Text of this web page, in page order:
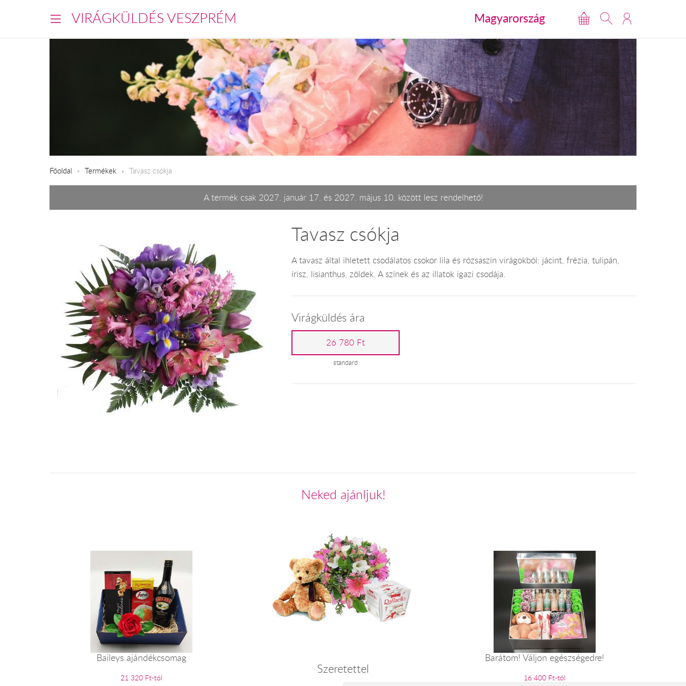
VIRÁGKÜLDÉS VESZPRÉM Magyarország
Főoldal Termékek Tavasz csókja
A termék csak 2027. január 17. és 2027. május 10. között lesz rendelhető!
Tavasz csókja
A tavasz által ihletett csodálatos csokor lila és rózsaszín virágokból: jácint, frézia, tulipán,
írisz, lisianthus, zöldek. A színek és az illatok igazi csodája.
Virágküldés ára
26 780 Ft
standard
Neked ajánljuk!
Baileys ajándékcsomag
21 320 Ft-tól
Szeretettel
Barátom! Váljon egészségedre!
16 400 Ft-tól